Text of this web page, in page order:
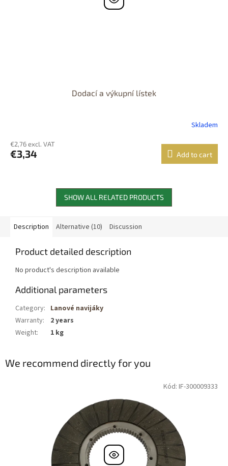
Dodací a výkupní lístek
Skladem
€2,76 excl. VAT
€3,34 Add to cart
SHOW ALL RELATED PRODUCTS
Description Alternative (10) Discussion
Product detailed description
No product's description available
Additional parameters
Category: Lanové navijáky
Warranty:
2 years
Weight: 1 kg
We recommend directly for you
Kód: IF-300009333